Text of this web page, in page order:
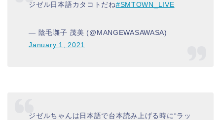
ジゼル日本語カタコトだね#SMTOWN_LIVE
— 陰毛囃子 茂美 (@MANGEWASAWASA)
January 1, 2021
ジゼルちゃんは日本語で台本読み上げる時に“ラッ